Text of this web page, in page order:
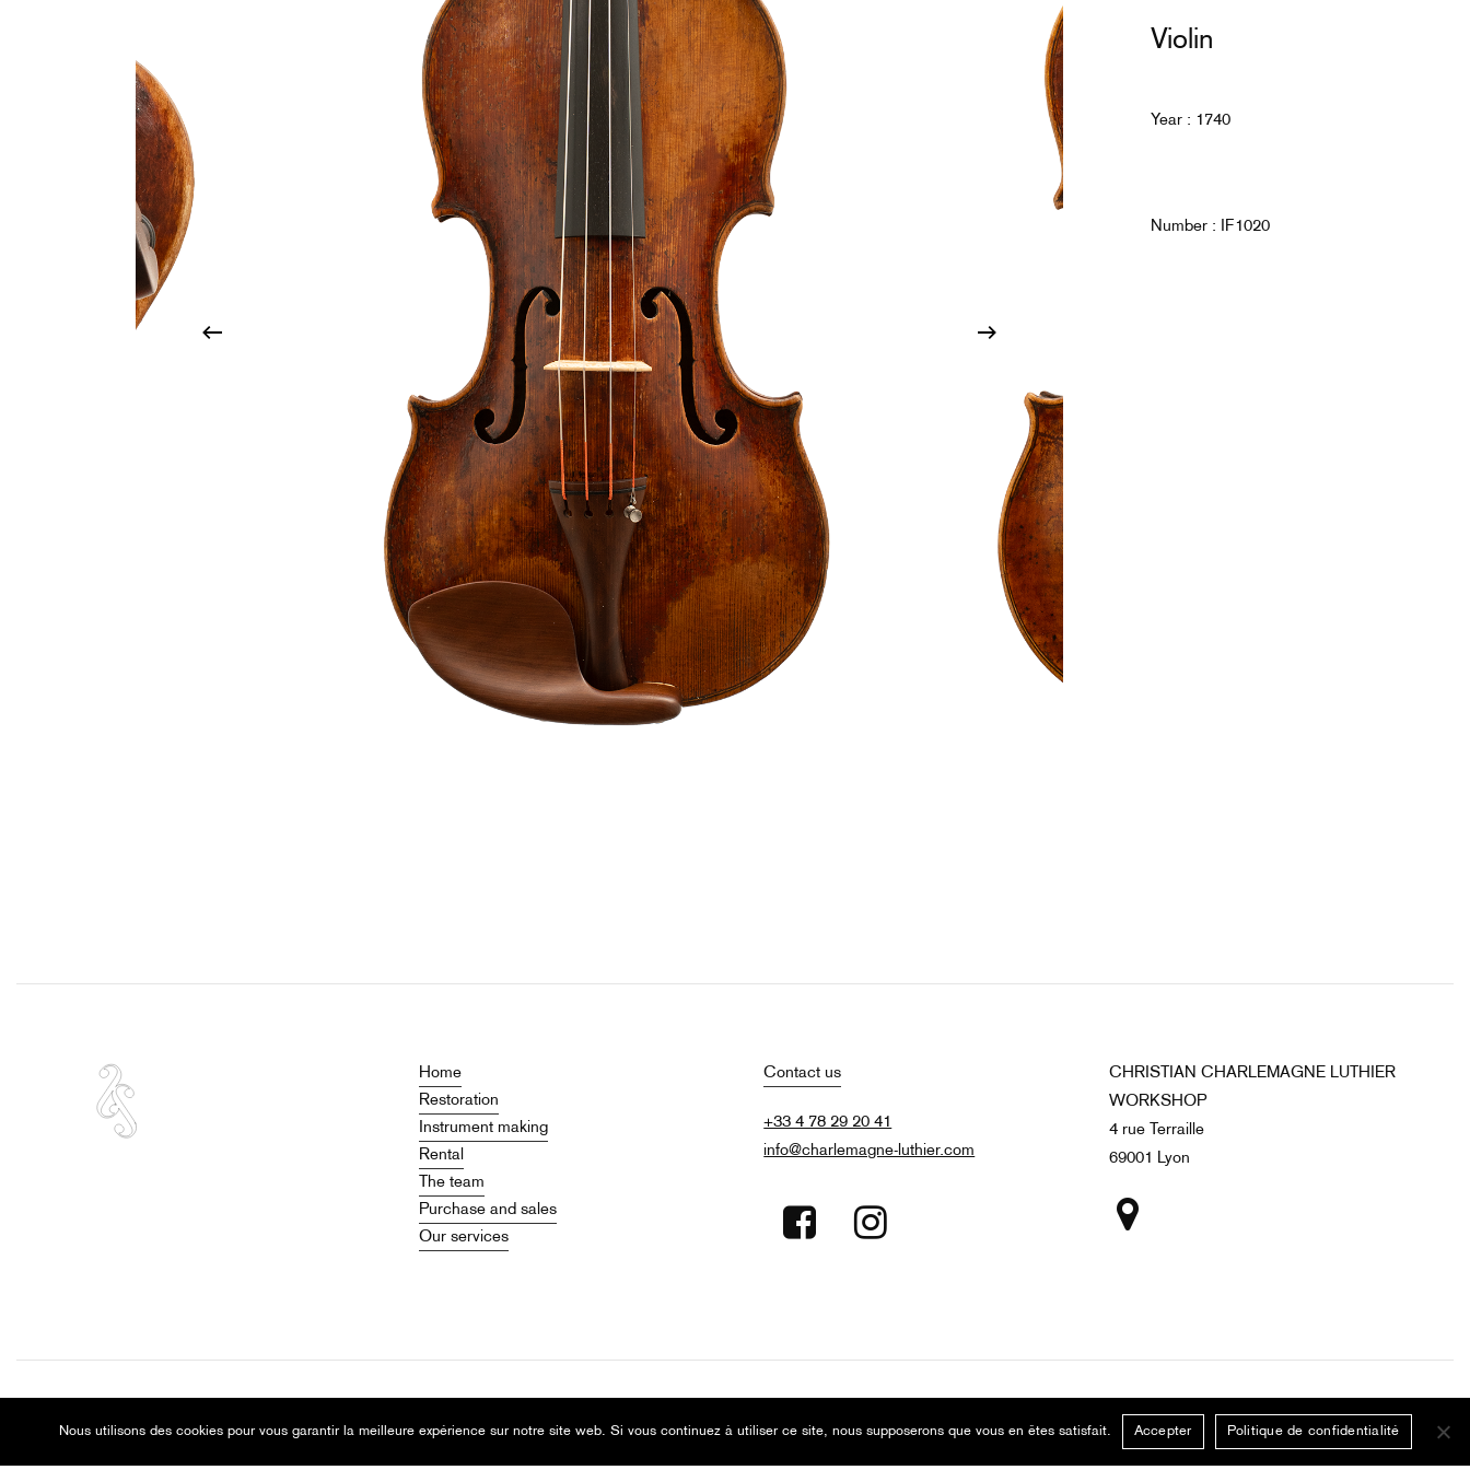
Violin
Year : 1740
Number : IF1020
Home
Restoration
Instrument making
Rental
The team
Purchase and sales
Our services
Contact us
+33 4 78 29 20 41
info@charlemagne-luthier.com
CHRISTIAN CHARLEMAGNE LUTHIER
WORKSHOP
4 rue Terraille
69001 Lyon
Nous utilisons des cookies pour vous garantir la meilleure expérience sur notre site web. Si vous continuez à utiliser ce site, nous supposerons que vous en êtes satisfait. Accepter Politique de confidentialité